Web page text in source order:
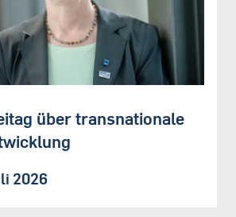
über transnationale
2026